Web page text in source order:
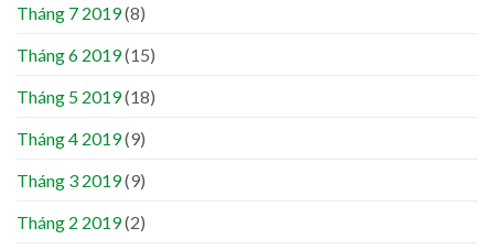
Tháng 7 2019(8)
Tháng 6 2019(15)
Tháng 5 2019(18)
Tháng 4 2019(9)
Tháng 3 2019(9)
Tháng 2 2019(2)